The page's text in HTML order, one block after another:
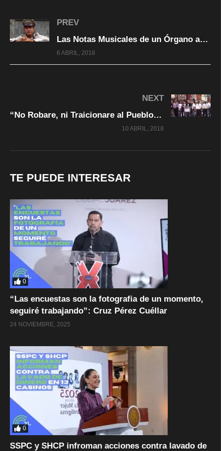
PREV
Las Notas Musicales de un Órgano ambientan Guadalajara
6 ABRIL, 2018
NEXT
“No Robare, ni Traicionare al Pueblo”: AMLO
10 ABRIL, 2018
TE PUEDE INTERESAR
0
“Las encuestas son la fotografia de un momento,
seguiré trabajando”: Cruz Pérez Cuéllar
24 NOVIEMBRE, 2025
0
SSPC y SHCP infroman acciones contra lavado de